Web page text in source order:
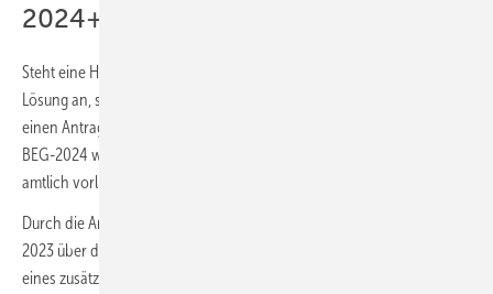
2024+14
Steht eine Heizungsmodernisierung mit einer BEG-förderfähigen
Lösung an, stellt sich aktuell die Frage, ob man noch für die BEG-2023
einen Antrag stellen sollte oder wegen besserer Konditionen auf die
BEG-2024 wartet. Solange keine Förderrichtlinie für die BEG-2024
amtlich vorliegt, lässt sich dies nur bedingt beantworten.
Durch die Ankündigung der Bundesregierung vom 26. September
2023 über die 14-Maßnahmen für die Bau- und Immobilienwirtschaft
eines zusätzlichen Speed-Bonus gibt es zurzeit auch noch die